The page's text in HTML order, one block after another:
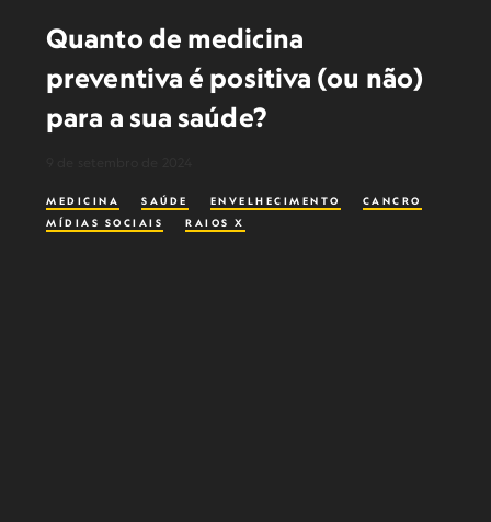
Quanto de medicina
preventiva é positiva (ou não)
para a sua saúde?
MEDICINA SAÚDE ENVELHECIMENTO
CANCRO
MÍDIAS SOCIAIS
RAIOS X